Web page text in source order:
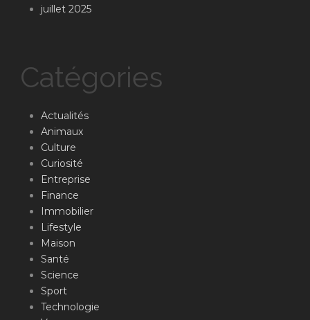
juillet 2025
Catégories
Actualités
Animaux
Culture
Curiosité
Entreprise
Finance
Immobilier
Lifestyle
Maison
Santé
Science
Sport
Technologie